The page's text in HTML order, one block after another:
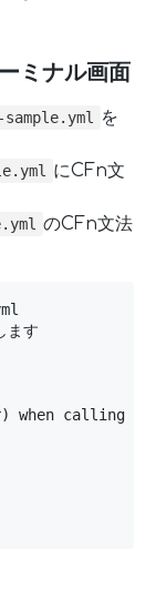
ミナル画面
を
にCFn文
のCFn文法
cfn-
ます
when calling